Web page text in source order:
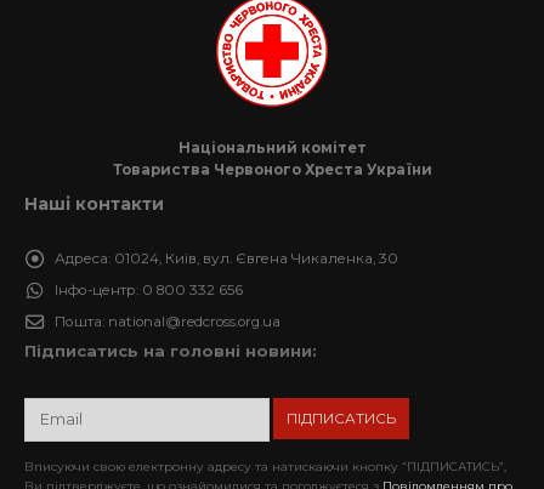
Національний комітет
Товариства Червоного Хреста України
Наші контакти
Адреса: 01024, Київ, вул. Євгена Чикаленка, 30
Інфо-центр: 0 800 332 656
Пошта: national@redcross.org.ua
Підписатись на головні новини:
Вписуючи свою електронну адресу та натискаючи кнопку “ПІДПИСАТИСЬ”,